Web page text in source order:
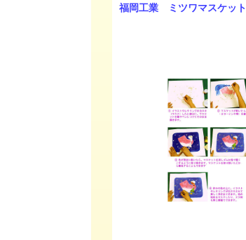
福岡工業 ミツワマスケット